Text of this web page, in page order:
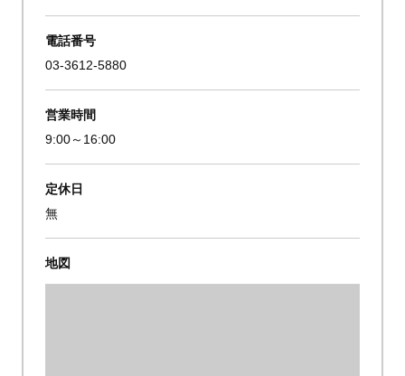
電話番号
03-3612-5880
営業時間
9:00～16:00
定休日
無
地図